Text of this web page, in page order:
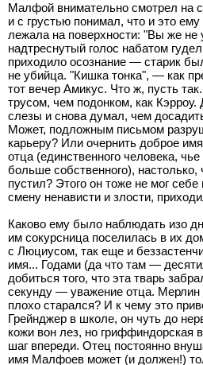
Малфой внимательно смотрел на
и с грустью понимал, что и это
лежала на поверхности: "Вы же
надтреснутый голос набатом
приходило осознание — старик
не убийца. "Кишка тонка", — как
тот вечер Амикус. Что ж, пусть
трусом, чем подонком, как
слезы и снова думал, чем
Может, подложным письмом
карьеру? Или очернить доброе
отца (единственного человека,
больше собственного), настолько,
пустил? Этого он тоже не мог себе
смену ненависти и злости,
Каково ему было наблюдать изо
им сокурсница поселилась в их
с Люциусом, так еще и
имя... Годами (да что там —
добиться того, что эта тварь
секунду — уважение отца. Мерлин
плохо старался? И к чему это
Грейнджер в школе, он чуть до
кожи вон лез, но гриффиндорская
шаг впереди. Отец постоянно
имя Малфоев может (и должен!)